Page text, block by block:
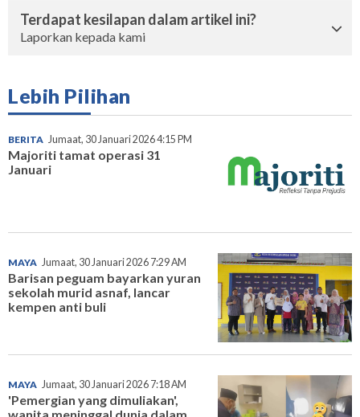
Terdapat kesilapan dalam artikel ini?
Laporkan kepada kami
Lebih Pilihan
BERITA Jumaat, 30 Januari 2026 4:15 PM
Majoriti tamat operasi 31
Januari
MAYA Jumaat, 30 Januari 2026 7:29 AM
Barisan peguam bayarkan yuran
sekolah murid asnaf, lancar
kempen anti buli
MAYA Jumaat, 30 Januari 2026 7:18 AM
'Pemergian yang dimuliakan',